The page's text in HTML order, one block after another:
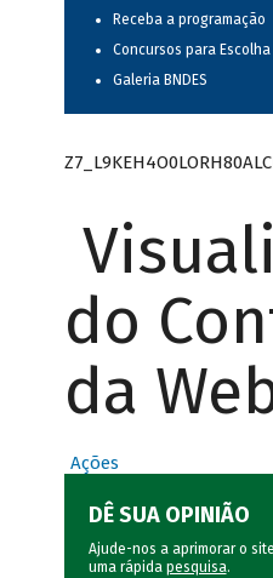
Receba a programação
Concursos para
Galeria BNDES
do
da
Ações
DÊ SUA OPINIÃO
Ajude-nos a aprimorar o
uma rápida pesquisa.